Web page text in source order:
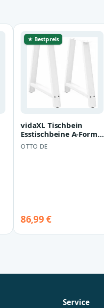
★ Bestpreis
vidaXL Tischbein
Esstischbeine A-Form 2
Stk. Weiß 80x(72-73)
cm Stahl
OTTO DE
86,99 €
Service